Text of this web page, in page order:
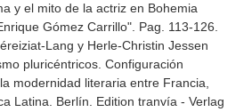
y el mito de la actriz en Bohemia
Gómez Carrillo". Pag. 113-126.
Lang y Herle-Christin Jessen
pluricéntricos. Configuración
modernidad literaria entre Francia,
Latina . Berlín. Edition tranvía - Verlag